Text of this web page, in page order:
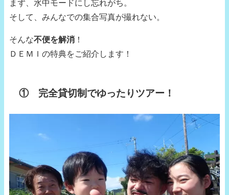
まず、水中モードにし忘れがち。
そして、みんなでの集合写真が撮れない。
そんな不便を解消 ！
ＤＥＭＩの特典をご紹介します！
① 完全貸切制でゆったりツアー！